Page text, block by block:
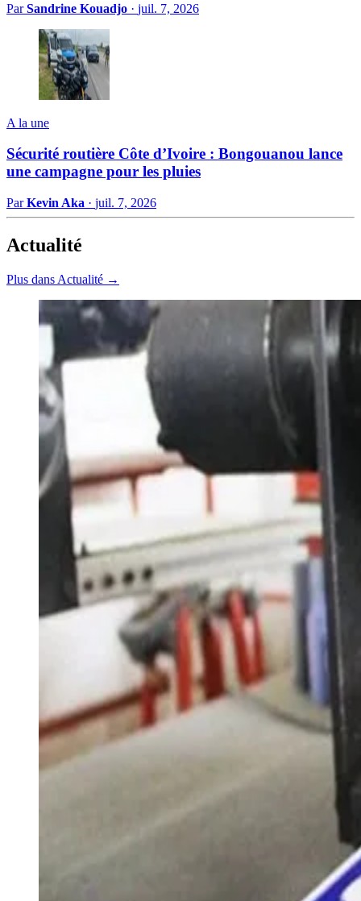
ParSandrine Kouadjo · juil. 7, 2026
A la une
Sécurité routière Côte d’Ivoire : Bongouanou lance
une campagne pour les pluies
ParKevin Aka · juil. 7, 2026
Actualité
Plus dans Actualité →